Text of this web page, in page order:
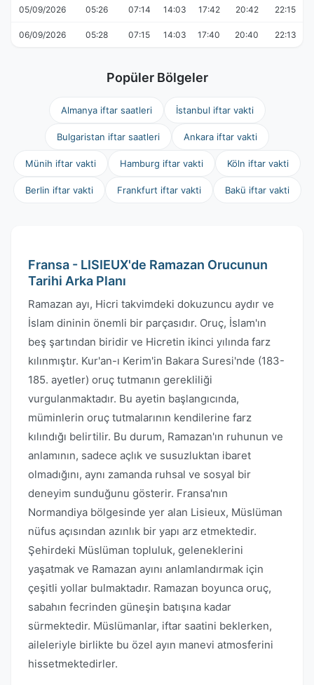
05/09/2026 05:26 07:14 14:03 17:42 20:42 22:15
06/09/2026 05:28 07:15 14:03 17:40 20:40 22:13
Popüler Bölgeler
Almanya iftar saatleri İstanbul iftar vakti
Bulgaristan iftar saatleri Ankara iftar vakti
Münih iftar vakti Hamburg iftar vakti Köln iftar vakti
Berlin iftar vakti Frankfurt iftar vakti Bakü iftar vakti
Fransa - LISIEUX'de Ramazan Orucunun
Tarihi Arka Planı
Ramazan ayı, Hicri takvimdeki dokuzuncu aydır ve
İslam dininin önemli bir parçasıdır. Oruç, İslam'ın
beş şartından biridir ve Hicretin ikinci yılında farz
kılınmıştır. Kur'an-ı Kerim'in Bakara Suresi'nde (183-
185. ayetler) oruç tutmanın gerekliliği
vurgulanmaktadır. Bu ayetin başlangıcında,
müminlerin oruç tutmalarının kendilerine farz
kılındığı belirtilir. Bu durum, Ramazan'ın ruhunun ve
anlamının, sadece açlık ve susuzluktan ibaret
olmadığını, aynı zamanda ruhsal ve sosyal bir
deneyim sunduğunu gösterir. Fransa'nın
Normandiya bölgesinde yer alan Lisieux, Müslüman
nüfus açısından azınlık bir yapı arz etmektedir.
Şehirdeki Müslüman topluluk, geleneklerini
yaşatmak ve Ramazan ayını anlamlandırmak için
çeşitli yollar bulmaktadır. Ramazan boyunca oruç,
sabahın fecrinden güneşin batışına kadar
sürmektedir. Müslümanlar, iftar saatini beklerken,
aileleriyle birlikte bu özel ayın manevi atmosferini
hissetmektedirler.